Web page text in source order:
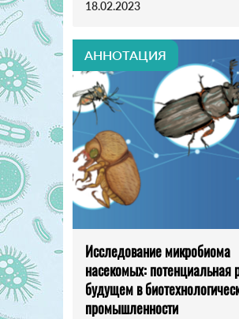
18.02.2023
АННОТАЦИЯ
Исследование микробиома
насекомых: потенциальная
будущем в
промышленности